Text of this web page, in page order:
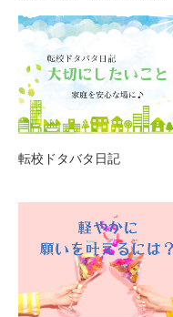
転校ドタバタ日記